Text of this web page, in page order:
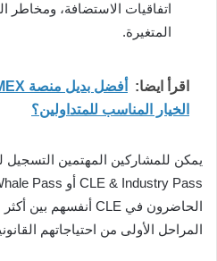
اتفاقيات الاستضافة، ومخاطر
المتغيرة.
اقرأ ايضا:
الخيار المناسب للمتداولين؟
يمكن للمشاركين المهتمين
المراحل الأولى من احتياجاتهم